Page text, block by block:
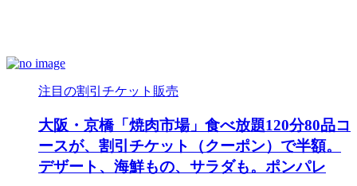
注目の割引チケット販売
大阪・京橋「焼肉市場」食べ放題120分80品コ
ースが、割引チケット（クーポン）で半額。
デザート、海鮮もの、サラダも。ポンパレ